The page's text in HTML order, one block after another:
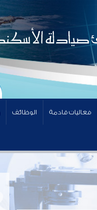
فعاليات قادمة الوظائف